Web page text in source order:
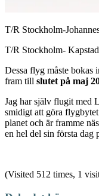
T/R Stockholm-
T/R Stockholm-
Dessa flyg måste bokas
fram till slutet på maj
Jag har själv flugit med
smidigt att göra
planet och är framme
en hel del sin första dag
(Visited 512 times, 1